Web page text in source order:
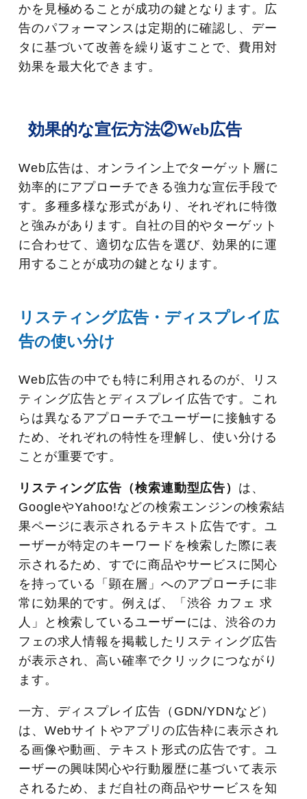
かを見極めることが成功の鍵となります。広
告のパフォーマンスは定期的に確認し、デー
タに基づいて改善を繰り返すことで、費用対
効果を最大化できます。
効果的な宣伝方法②Web広告
Web広告は、オンライン上でターゲット層に
効率的にアプローチできる強力な宣伝手段で
す。多種多様な形式があり、それぞれに特徴
と強みがあります。自社の目的やターゲット
に合わせて、適切な広告を選び、効果的に運
用することが成功の鍵となります。
リスティング広告・ディスプレイ広
告の使い分け
Web広告の中でも特に利用されるのが、リス
ティング広告とディスプレイ広告です。これ
らは異なるアプローチでユーザーに接触する
ため、それぞれの特性を理解し、使い分ける
ことが重要です。
リスティング広告（検索連動型広告） は、
GoogleやYahoo!などの検索エンジンの検索結
果ページに表示されるテキスト広告です。ユ
ーザーが特定のキーワードを検索した際に表
示されるため、すでに商品やサービスに関心
を持っている「顕在層」へのアプローチに非
常に効果的です。例えば、「渋谷 カフェ 求
人」と検索しているユーザーには、渋谷のカ
フェの求人情報を掲載したリスティング広告
が表示され、高い確率でクリックにつながり
ます。
一方、ディスプレイ広告（GDN/YDNなど）
は、Webサイトやアプリの広告枠に表示され
る画像や動画、テキスト形式の広告です。ユ
ーザーの興味関心や行動履歴に基づいて表示
されるため、まだ自社の商品やサービスを知